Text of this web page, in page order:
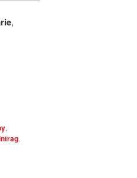
,
,
.